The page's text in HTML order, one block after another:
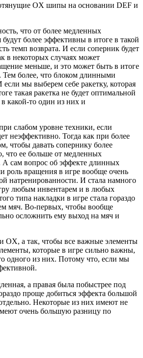
OX шипы на основании DEF и
что от более медленных
более эффективны в итоге в такой
темп возврата. И если соперник будет
в некоторых случаях может
меньше, и это может быть в итоге
Тем более, что блоком длинными
мы выберем себе ракетку, которая
такая ракетка не будет оптимальной
какой-то один из них и
слабом уровне техники, если
неэффективно. Тогда как при более
чтобы давать сопернику более
что ее больше от медленных
А сам вопрос об эффекте длинных
роль вращения в игре вообще очень
натренированности. И стала намного
любым инвентарем и в любых
типа накладки в игре стала гораздо
мяч. Во-первых, чтобы вообще
осложнить ему выход на мяч и
OX, а так, чтобы все важные элементы
которые в игре сильно важны,
одного из них. Потому что, если мы
а правая была побыстрее под
проще добиться эффекта большой
Некоторые из них имеют не
очень большую разницу по